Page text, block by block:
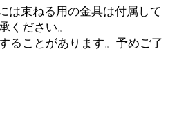
は束ねる用の金具は付属して
ください。
ることがあります。予めご了